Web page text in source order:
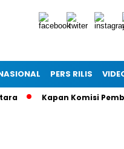
PERS RILIS
Kapan Komisi